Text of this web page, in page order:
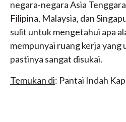
negara-negara Asia
Filipina, Malaysia, dan
sulit untuk mengetahui apa
mempunyai ruang kerja yang
pastinya sangat disukai.
Temukan di: Pantai Indah